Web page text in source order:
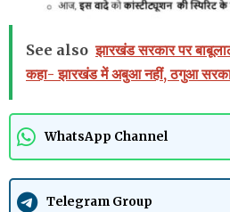
See also झारखंड सरकार पर
कहा- झारखंड में अबुआ नहीं, ठगुआ
WhatsApp Channel
Telegram Group